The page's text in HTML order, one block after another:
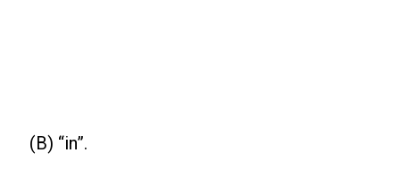
(B) “in”.